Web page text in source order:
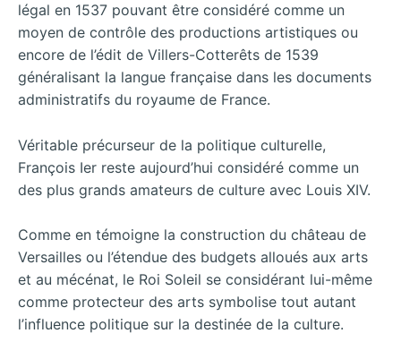
légal en 1537 pouvant être considéré comme un
moyen de contrôle des productions artistiques ou
encore de l’édit de Villers-Cotterêts de 1539
généralisant la langue française dans les documents
administratifs du royaume de France.
Véritable précurseur de la politique culturelle,
François Ier reste aujourd’hui considéré comme un
des plus grands amateurs de culture avec Louis XIV.
Comme en témoigne la construction du château de
Versailles ou l’étendue des budgets alloués aux arts
et au mécénat, le Roi Soleil se considérant lui-même
comme protecteur des arts symbolise tout autant
l’influence politique sur la destinée de la culture.